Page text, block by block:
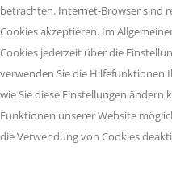
betrachten. Internet-Browser sind
Cookies akzeptieren. Im
Cookies jederzeit über die
verwenden Sie die Hilfefunktionen
wie Sie diese Einstellungen ändern
Funktionen unserer Website
die Verwendung von Cookies